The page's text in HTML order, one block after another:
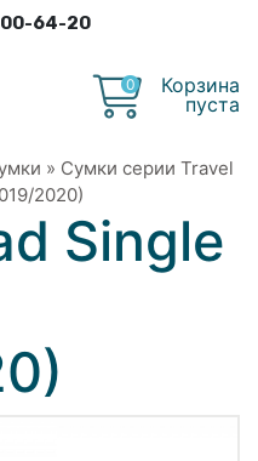
64-20
0
Корзина
пуста
» Сумки серии Travel
2020)
Single